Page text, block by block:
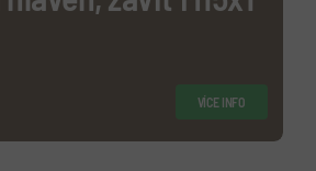
VÍCE INFO